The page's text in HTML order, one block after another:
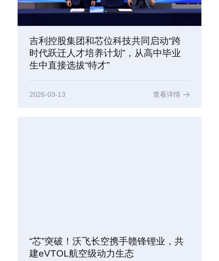
吉利控股集团和芯位科技共同启动“跨
时代跃迁人才培养计划”，从高中毕业
生中直接选拔“特才”
2026-03-13 查看详情
“芯”突破！沃飞长空携手赣锋锂业，共
建eVTOL航空级动力生态